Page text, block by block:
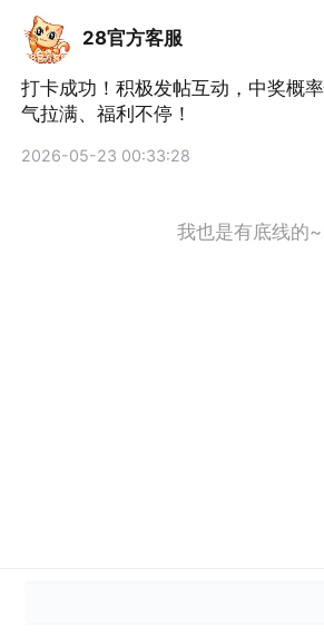
28官方客服
打卡成功！积极发帖互动，中奖概
气拉满、福利不停！
2026-05-23 00:33:28
我也是有底线的~